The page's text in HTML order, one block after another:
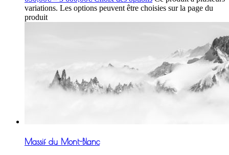
variations. Les options peuvent être choisies sur la page du
produit
Massif du Mont-Blanc